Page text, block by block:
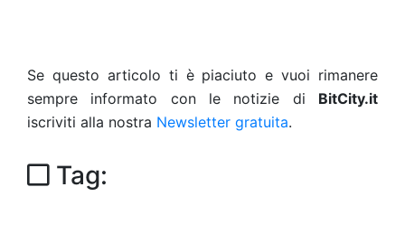
Se questo articolo ti è piaciuto e vuoi rimanere
sempre informato con le notizie di BitCity.it
iscriviti alla nostra Newsletter gratuita.
Tag: